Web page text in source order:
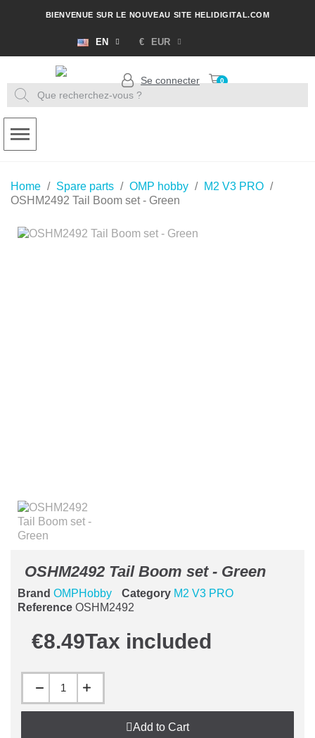
BIENVENUE SUR LE NOUVEAU SITE HELIDIGITAL.COM
EN € EUR
Se connecter
Home Spare parts OMP hobby
M2 V3 PRO
OSHM2492 Tail Boom set - Green
OSHM2492 Tail Boom set - Green
Brand OMPHobby Category M2 V3 PRO
Reference OSHM2492
€8.49Tax included
Add to Cart